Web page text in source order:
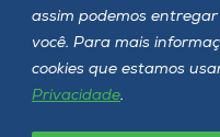
assim podemos
você. Para mais
cookies que estamos
Privacidade.